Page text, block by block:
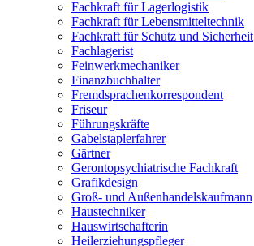
Fachkraft für Lagerlogistik
Fachkraft für Lebensmitteltechnik
Fachkraft für Schutz und Sicherheit
Fachlagerist
Feinwerkmechaniker
Finanzbuchhalter
Fremdsprachenkorrespondent
Friseur
Führungskräfte
Gabelstaplerfahrer
Gärtner
Gerontopsychiatrische Fachkraft
Grafikdesign
Groß- und Außenhandelskaufmann
Haustechniker
Hauswirtschafterin
Heilerziehungspfleger